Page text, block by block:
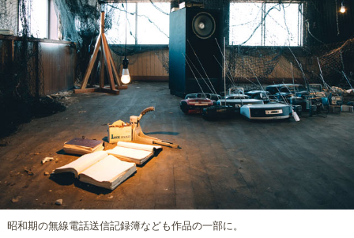
昭和期の無線電話送信記録簿なども作品の一部に。